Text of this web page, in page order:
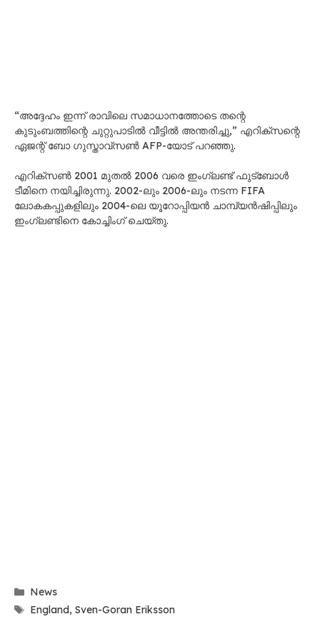
“അദ്ദേഹം ഇന്ന് രാവിലെ സമാധാനത്തോടെ തന്റെ
കുടുംബത്തിന്റെ ചുറ്റുപാടിൽ വീട്ടിൽ അന്തരിച്ചു,” എറിക്സന്റെ
ഏജന്റ് ബോ ഗുസ്താവ്‌സൺ AFP-യോട് പറഞ്ഞു.
എറിക്സൺ 2001 മുതൽ 2006 വരെ ഇംഗ്ലണ്ട് ഫുട്ബോൾ
ടീമിനെ നയിച്ചിരുന്നു. 2002-ലും 2006-ലും നടന്ന FIFA
ലോകകപ്പുകളിലും 2004-ലെ യൂറോപ്പിയൻ ചാമ്പ്യൻഷിപ്പിലും
ഇംഗ്ലണ്ടിനെ കോച്ചിംഗ് ചെയ്തു.
Categories
News
Tags
England,Sven-Goran Eriksson